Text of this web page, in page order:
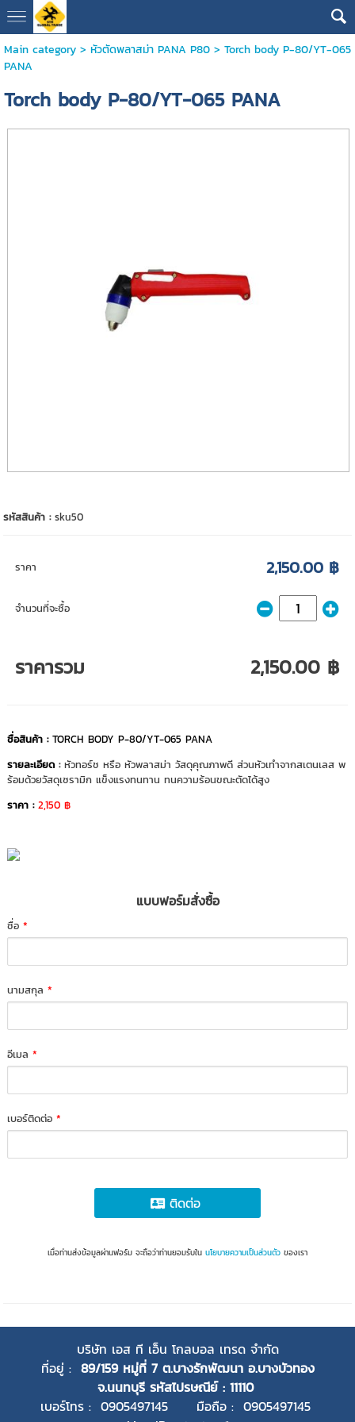
Main category> หัวตัดพลาสม่า PANA P80> Torch body P-80/YT-065
PANA
Torch body P-80/YT-065 PANA
รหัสสินค้า :sku50
ราคา 2,150.00 ฿
จำนวนที่จะซื้อ
ราคารวม 2,150.00 ฿
ชื่อสินค้า :TORCH BODY P-80/YT-065 PANA
รายละเอียด :หัวทอร์ช หรือ หัวพลาสม่า วัสดุคุณภาพดี ส่วนหัวเทำจากสเตนเลส พ
ร้อมด้วยวัสดุเซรามิก แข็งแรงทนทาน ทนความร้อนขณะตัดได้สูง
ราคา : 2,150 ฿
แบบฟอร์มสั่งซื้อ
ชื่อ*
นามสกุล*
อีเมล*
เบอร์ติดต่อ*
ติดต่อ
เมื่อท่านส่งข้อมูลผ่านฟอร์ม จะถือว่าท่านยอมรับใน นโยบายความเป็นส่วนตัว ของเรา
บริษัท เอส ที เอ็น โกลบอล เทรด จำกัด
ที่อยู่ : 89/159 หมู่ที่ 7 ต.บางรักพัฒนา อ.บางบัวทอง
จ.นนทบุรี รหัสไปรษณีย์ : 11110
เบอร์โทร : 0905497145 มือถือ : 0905497145